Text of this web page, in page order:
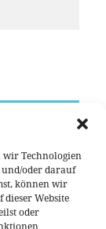
wir Technologien
oder darauf
können wir
Website
oder
das